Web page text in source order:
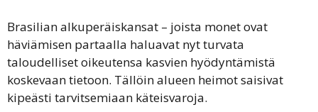
Brasilian alkuperäiskansat – joista monet ovat
häviämisen partaalla haluavat nyt turvata
taloudelliset oikeutensa kasvien hyödyntämistä
koskevaan tietoon. Tällöin alueen heimot saisivat
kipeästi tarvitsemiaan käteisvaroja.